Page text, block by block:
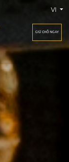
GIỮ CHỖ NGAY
VI